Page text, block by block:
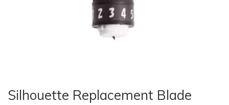
Silhouette Replacement Blade